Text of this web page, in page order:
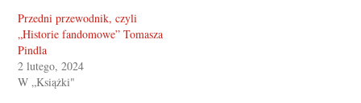
Przedni przewodnik, czyli
„Historie fandomowe” Tomasza
Pindla
2 lutego, 2024
W „Książki"